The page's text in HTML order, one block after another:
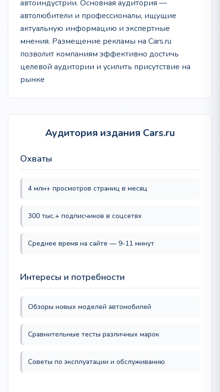
автоиндустрии. Основная аудитория —
автолюбители и профессионалы, ищущие
актуальную информацию и экспертные
мнения. Размещение рекламы на Cars.ru
позволит компаниям эффективно достичь
целевой аудитории и усилить присутствие на
рынке
Аудитория издания Cars.ru
Охваты
4 млн+ просмотров страниц в месяц
300 тыс.+ подписчиков в соцсетях
Среднее время на сайте — 9-11 минут
Интересы и потребности
Обзоры новых моделей автомобилей
Сравнительные тесты различных марок
Советы по эксплуатации и обслуживанию